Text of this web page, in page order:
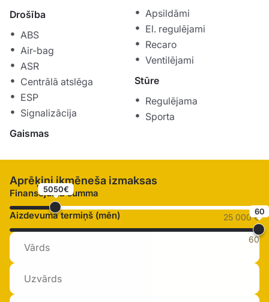
Drošība
ABS
Air-bag
ASR
Centrālā atslēga
ESP
Signalizācija
Gaismas
Apsildāmi
El. regulējami
Recaro
Ventilējami
Stūre
Regulējama
Sporta
Aprēķini ikmēneša izmaksas
Finansējuma summa
5050€
25 000 €
Aizdevuma termiņš (mēn) 60
60